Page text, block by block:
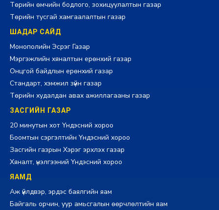
Төрийн өмчийн бодлого, зохицуулалтын газар
Төрийн тусгай хамгаалалтын газар
ШАДАР САЙД
Монополийн Эсрэг Газар
Мэргэжлийн хяналтын ерөнхий газар
Онцгой байдлын ерөнхий газар
Стандарт, хэмжил зүйн газар
Төрийн худалдан авах ажиллагааны газар
ЗАСГИЙН ГАЗАР
20 минутын хот Үндэсний хороо
Боомтын сэргэлтийн Үндэсний хороо
Засгийн газрын Хэрэг эрхлэх газар
Хяналт, үнэлгээний Үндэсний хороо
ЯАМД
Аж үйлдвэр, эрдэс баялгийн яам
Байгаль орчин, уур амьсгалын өөрчлөлтийн яам